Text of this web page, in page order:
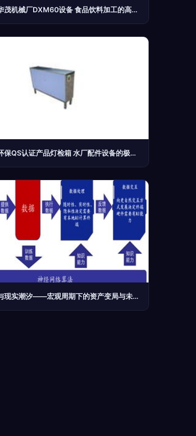
河北邢台华茂机械厂DXM60设备 食品饮料加工的高效解决方案
淮北惠源环保QS认证产品灯检箱 水厂配件设备的极致性价比之选
价值理想与现实潮汐——宏观周期下的资产变局与未来航道